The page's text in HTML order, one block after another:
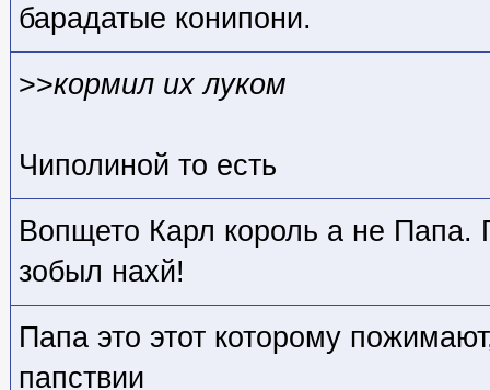
барадатые конипони.
>>кормил их луком
Чиполиной то есть
Вопщето Карл король а не Папа.
зобыл нахй!
Папа это этот которому
папствии